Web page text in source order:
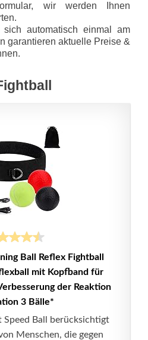
wir werden Ihnen
sich automatisch einmal am
garantieren aktuelle Preise &
Ball Reflex Fightball
mit Kopfband für
der Reaktion
3 Bälle*
Speed Ball berücksichtigt
Menschen, die gegen